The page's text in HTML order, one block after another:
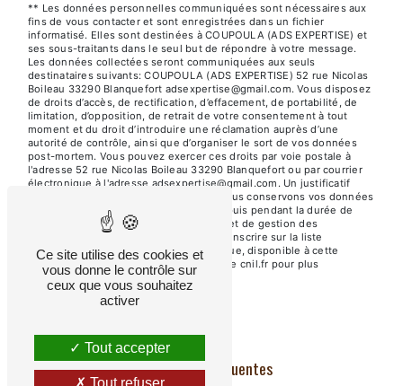
** Les données personnelles communiquées sont nécessaires aux
fins de vous contacter et sont enregistrées dans un fichier
informatisé. Elles sont destinées à COUPOULA (ADS EXPERTISE) et
ses sous-traitants dans le seul but de répondre à votre message.
Les données collectées seront communiquées aux seuls
destinataires suivants: COUPOULA (ADS EXPERTISE) 52 rue Nicolas
Boileau 33290 Blanquefort adsexpertise@gmail.com. Vous disposez
de droits d’accès, de rectification, d’effacement, de portabilité, de
limitation, d’opposition, de retrait de votre consentement à tout
moment et du droit d’introduire une réclamation auprès d’une
autorité de contrôle, ainsi que d’organiser le sort de vos données
post-mortem. Vous pouvez exercer ces droits par voie postale à
l'adresse 52 rue Nicolas Boileau 33290 Blanquefort ou par courrier
électronique à l'adresse adsexpertise@gmail.com. Un justificatif
d'identité pourra vous être demandé. Nous conservons vos données
pendant la période de prise de contact puis pendant la durée de
prescription légale aux fins probatoires et de gestion des
contentieux. Vous avez le droit de vous inscrire sur la liste
d'opposition au démarchage téléphonique, disponible à cette
adresse: Bloctel.gouv.fr. Consultez le site cnil.fr pour plus
d’informations sur vos droits.
Recherches fréquentes
Ce site utilise des cookies et
vous donne le contrôle sur
ceux que vous souhaitez
activer
Tout accepter
Tout refuser